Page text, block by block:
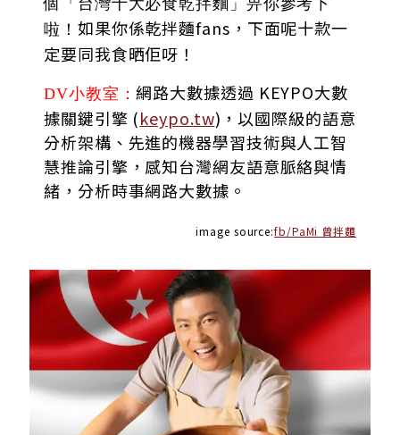
個「台灣十大必食乾拌麵」畀你參考下
啦！ 如果你係乾拌麵fans，下面呢十款一
定要同我食晒佢呀！
DV小教室：網路大數據透過 KEYPO大數
據關鍵引擎 (keypo.tw)，以國際級的語意
分析架構、先進的機器學習技術與人工智
慧推論引擎，感知台灣網友語意脈絡與情
緒，分析時事網路大數據。
image source:fb/PaMi 曾拌麵